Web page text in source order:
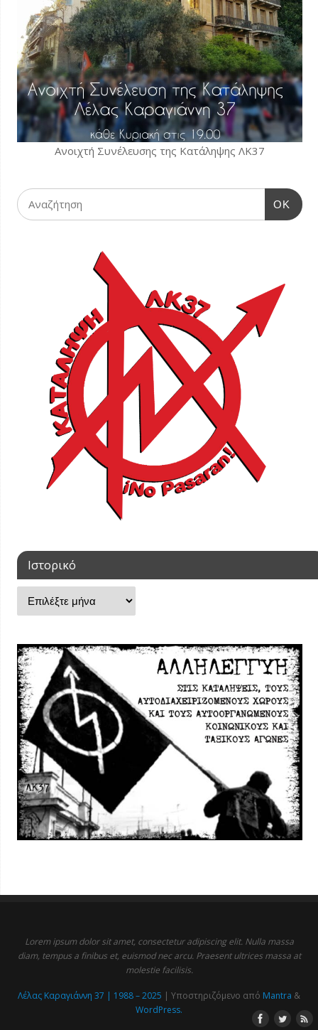
Ανοιχτή Συνέλευσης της Κατάληψης ΛΚ37
OK
Ιστορικό
Lorem ipsum dolor sit amet, consectetur adipiscing elit. Nulla massa
diam, tempus a finibus et, euismod nec arcu. Praesent ultrices massa at
molestie facilisis.
Λέλας Καραγιάννη 37 | 1988 – 2025 | Υποστηριζόμενο από Mantra &
WordPress.